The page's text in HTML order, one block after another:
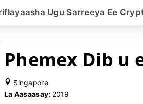
Ugu Sarreeya Ee
Phemex Dib u
Singapore
La Aasaasay: 2019